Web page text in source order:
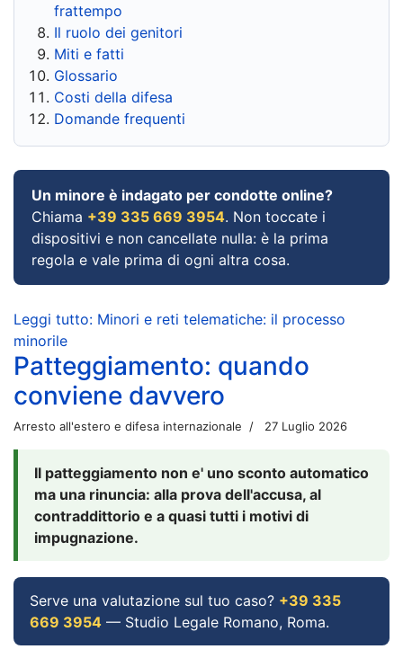
frattempo
Il ruolo dei genitori
Miti e fatti
Glossario
Costi della difesa
Domande frequenti
Un minore è indagato per condotte online?
Chiama +39 335 669 3954. Non toccate i
dispositivi e non cancellate nulla: è la prima
regola e vale prima di ogni altra cosa.
Leggi tutto: Minori e reti telematiche: il processo
minorile
Patteggiamento: quando
conviene davvero
Arresto all'estero e difesa internazionale 27 Luglio 2026
Il patteggiamento non e' uno sconto automatico
ma una rinuncia: alla prova dell'accusa, al
contraddittorio e a quasi tutti i motivi di
impugnazione.
Serve una valutazione sul tuo caso? +39 335
669 3954 — Studio Legale Romano, Roma.